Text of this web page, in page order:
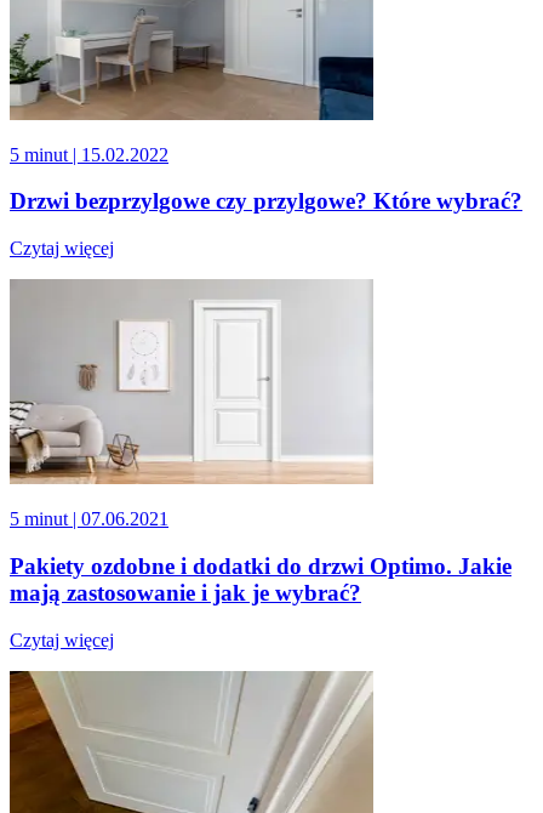
5 minut | 15.02.2022
Drzwi bezprzylgowe czy przylgowe? Które wybrać?
Czytaj więcej
5 minut | 07.06.2021
Pakiety ozdobne i dodatki do drzwi Optimo. Jakie
mają zastosowanie i jak je wybrać?
Czytaj więcej